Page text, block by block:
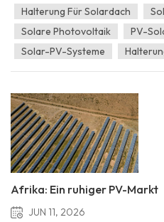
Highlights ✅ Kapazität: 700
Halterung Für Solardach
Solare Photovoltaik
PV-
Solar-PV-Systeme
Afrika: Ein ruhiger PV-Markt
JUN 11, 2026